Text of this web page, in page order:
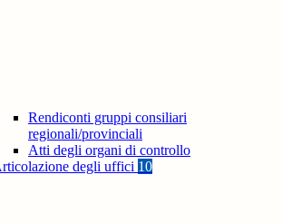
Rendiconti gruppi consiliari
regionali/provinciali
Atti degli organi di controllo
degli uffici 10